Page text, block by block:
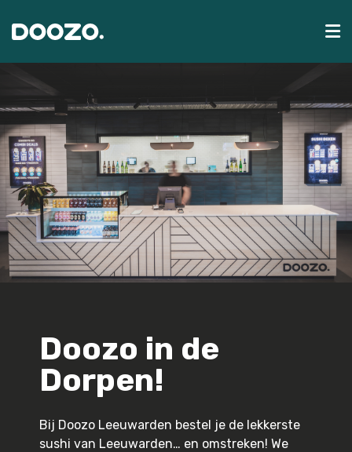
Doozo in de
Dorpen!
Bij Doozo Leeuwarden bestel je de lekkerste
sushi van Leeuwarden… en omstreken! We